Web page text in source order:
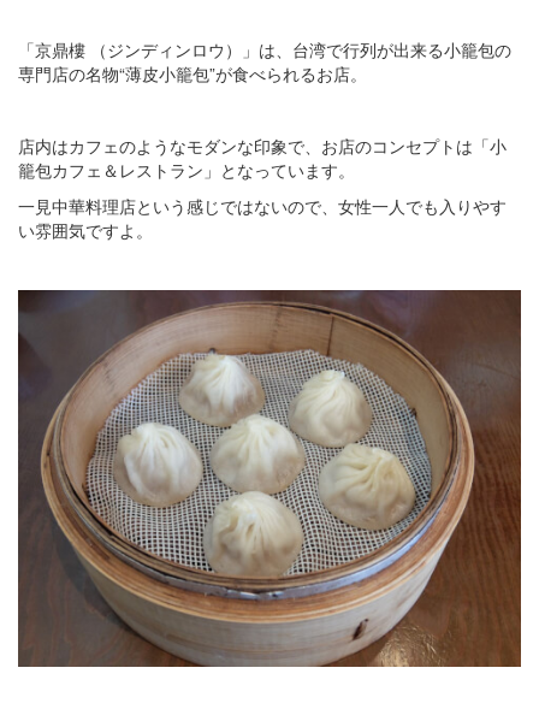
「京鼎樓 （ジンディンロウ）」は、台湾で行列が出来る小籠包の
専門店の名物“薄皮小籠包”が食べられるお店。
店内はカフェのようなモダンな印象で、お店のコンセプトは「小
籠包カフェ＆レストラン」となっています。
一見中華料理店という感じではないので、女性一人でも入りやす
い雰囲気ですよ。